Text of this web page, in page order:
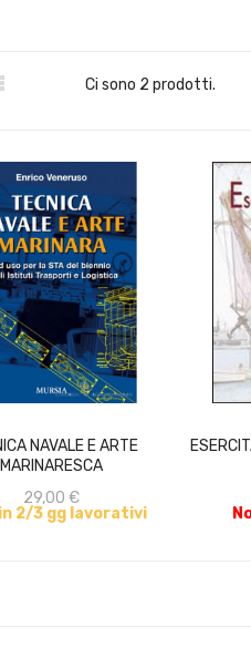
Ci sono 2 prodotti.
NAVALE E ARTE
MARINARESCA
29,00 €
in 2/3 gg lavorativi
ACQUISTA